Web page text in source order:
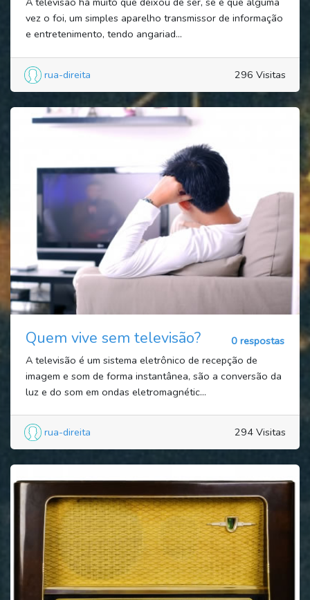
vez o foi, um simples aparelho transmissor de informação
e entretenimento, tendo angariad...
rua-direita 296 Visitas
Quem vive sem televisão?
0 respostas
A televisão é um sistema eletrônico de recepção de
imagem e som de forma instantânea, são a conversão da
luz e do som em ondas eletromagnétic...
rua-direita 294 Visitas